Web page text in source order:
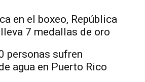
en el boxeo, República
7 medallas de oro
personas sufren
agua en Puerto Rico